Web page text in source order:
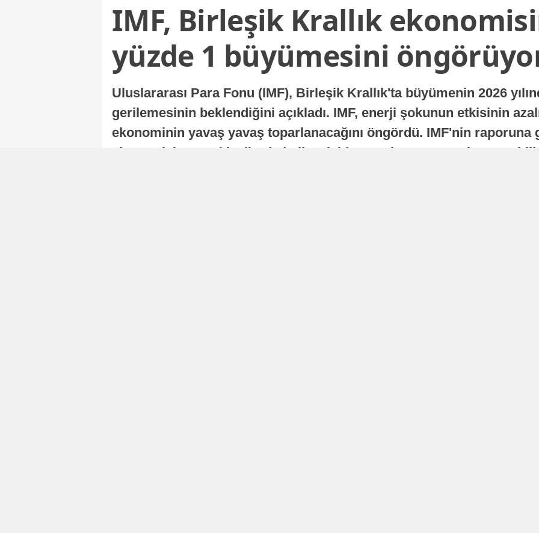
IMF, Birleşik Krallık
yüzde 1 büyümesini
Uluslararası Para Fonu (IMF), Birleşik Krallık'ta büyümenin 2026
gerilemesinin beklendiğini açıkladı. IMF, enerji şokunun etkisinin
ekonominin yavaş yavaş toparlanacağını öngördü. IMF'nin raporuna
ekonomisi, sonraki yıllarda istikrarlı bir toparlanma süreci